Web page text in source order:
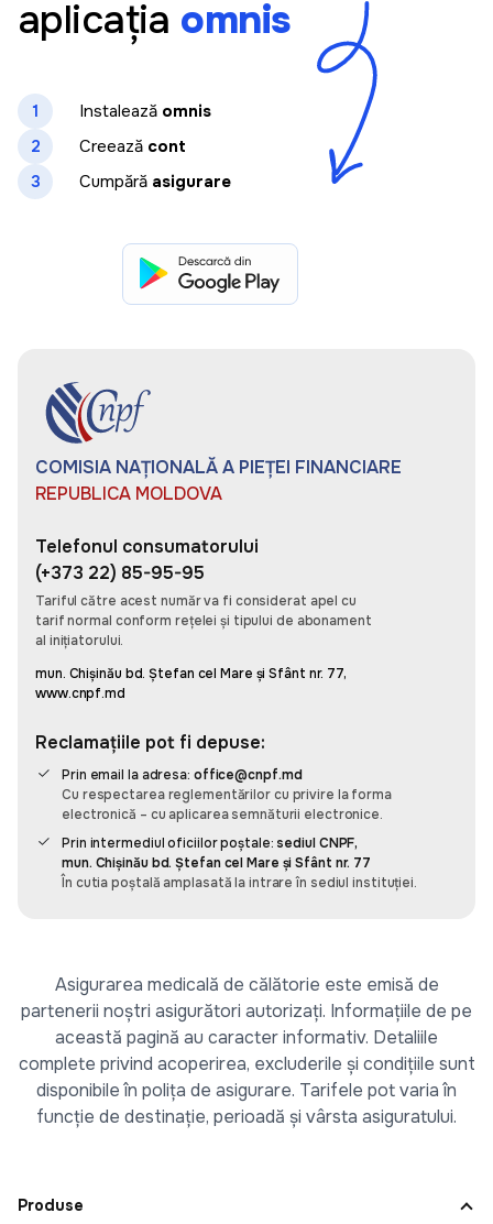
o astfel de soluție care să-mi permită să aleg într-
un singur loc între mai mulți vinzatori de asigurari
fara a fi necesara prezenta mea fizica. Recomand
la toti #omnis
Maria Salamanka
Întotdeauna dezamăgită cât de mult asigurare va
lupta împotriva clientului într-o cerere. Tocmai am
avut prima mea experiență bună cu depunerea.
Plăcut surprinsă cît de repede și ușor poți genera
și la următoarea asigurare pot să o creez doar în
câțiva pași simpli. Recomand aplicația pentru cei
care apreciază timpul și eficiența.
Sergiu Pascaru
Recomand, e super simplu să administrez
asigurările mașinilor din familiei și cele pe
companiei cu această aplicația omnis. E simplu și
intuitiv să adaugi o mașină și să faci asigurare. Am
datele familia salvate și cînd mergem în vacanță
fac asigurare cît ai spune pește.
Am fost surprins de cât de rapidă și prietenoasă a
fost experiența mea cu Omnis. De obicei, când
cumpăr ceva, am un pic de anxietate să nu
greșesc ceea ce introduc când completez
formularele. În Omnis, am introdus doar două
aștept dacă e rând. Păcat că nu pot să am aceeași
aplicația omnis
1 Instalează omnis
2
Creează cont
3
Cumpără asigurare
COMISIA NAȚIONALĂ A PIEȚEI FINANCIARE
REPUBLICA MOLDOVA
Telefonul consumatorului
(+373 22) 85-95-95
Tariful către acest număr va fi considerat apel cu
tarif normal conform rețelei și tipului de abonament
al inițiatorului.
mun. Chișinău bd. Ștefan cel Mare și Sfânt nr. 77,
www.cnpf.md
Reclamațiile pot fi depuse:
Prin email la adresa: office@cnpf.md
Cu respectarea reglementărilor cu privire la forma
electronică – cu aplicarea semnăturii electronice.
Prin intermediul oficiilor poștale: sediul CNPF,
mun. Chișinău bd. Ștefan cel Mare și Sfânt nr. 77
În cutia poștală amplasată la intrare în sediul instituției.
Asigurarea medicală de călătorie este emisă de
partenerii noștri asigurători autorizați. Informațiile de pe
această pagină au caracter informativ. Detaliile
complete privind acoperirea, excluderile și condițiile sunt
disponibile în polița de asigurare. Tarifele pot varia în
funcție de destinație, perioadă și vârsta asiguratului.
Produse